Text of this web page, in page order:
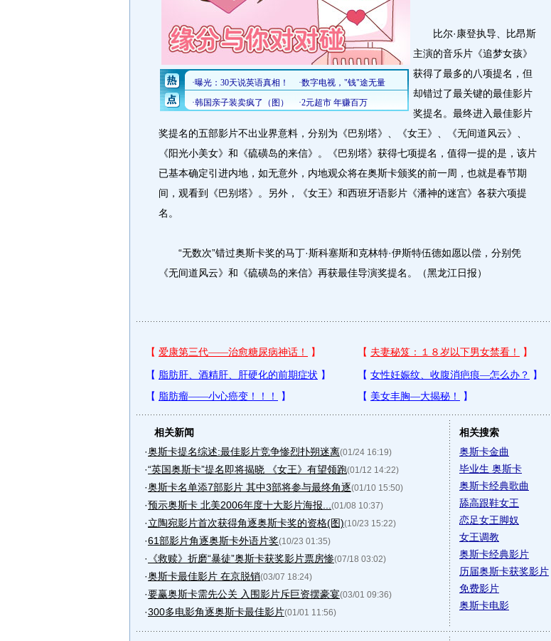
比尔·康登执导、比昂斯
主演的音乐片《追梦女孩》
获得了最多的八项提名，但
却错过了最关键的最佳影片
奖提名。最终进入最佳影片
奖提名的五部影片不出业界意料，分别为《巴别塔》、《女王》、《无间道风云》、
《阳光小美女》和《硫磺岛的来信》。《巴别塔》获得七项提名，值得一提的是，该片
已基本确定引进内地，如无意外，内地观众将在奥斯卡颁奖的前一周，也就是春节期
间，观看到《巴别塔》。另外，《女王》和西班牙语影片《潘神的迷宫》各获六项提
名。
“无数次”错过奥斯卡奖的马丁·斯科塞斯和克林特·伊斯特伍德如愿以偿，分别凭
《无间道风云》和《硫磺岛的来信》再获最佳导演奖提名。（黑龙江日报）
相关新闻
·奥斯卡提名综述:最佳影片竞争惨烈扑朔迷离(01/24 16:19)
·“英国奥斯卡”提名即将揭晓 《女王》有望领跑(01/12 14:22)
·奥斯卡名单添7部影片 其中3部将参与最终角逐(01/10 15:50)
·预示奥斯卡 北美2006年度十大影片海报... (01/08 10:37)
·立陶宛影片首次获得角逐奥斯卡奖的资格(图)(10/23 15:22)
·61部影片角逐奥斯卡外语片奖(10/23 01:35)
· 《救赎》折磨“暴徒”奥斯卡获奖影片票房惨(07/18 03:02)
·奥斯卡最佳影片 在京脱销(03/07 18:24)
·要赢奥斯卡需先公关 入围影片斥巨资摆豪宴(03/01 09:36)
·300多电影角逐奥斯卡最佳影片(01/01 11:56)
相关搜索
奥斯卡金曲
毕业生 奥斯卡
奥斯卡经典歌曲
舔高跟鞋女王
恋足女王脚奴
女王调教
奥斯卡经典影片
历届奥斯卡获奖影片
免费影片
奥斯卡电影